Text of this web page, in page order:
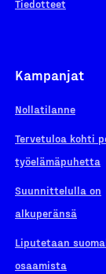
Tiedotteet
Kampanjat
Nollatilanne
Tervetuloa kohti
työelämäpuhetta
Suunnittelulla on
alkuperänsä
Liputetaan
osaamista